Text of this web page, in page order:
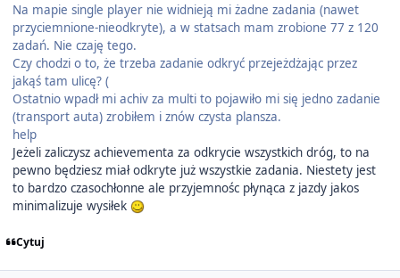
Na mapie single player nie widnieją mi żadne zadania (nawet
przyciemnione-nieodkryte), a w statsach mam zrobione 77 z 120
zadań. Nie czaję tego.
Czy chodzi o to, że trzeba zadanie odkryć przejeżdżając przez
jakąś tam ulicę? (
Ostatnio wpadł mi achiv za multi to pojawiło mi się jedno zadanie
(transport auta) zrobiłem i znów czysta plansza.
help
Jeżeli zaliczysz achievementa za odkrycie wszystkich dróg, to na
pewno będziesz miał odkryte już wszystkie zadania. Niestety jest
to bardzo czasochłonne ale przyjemnośc płynąca z jazdy jakos
minimalizuje wysiłek
Cytuj